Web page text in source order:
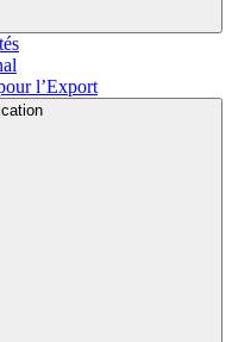
l’Export